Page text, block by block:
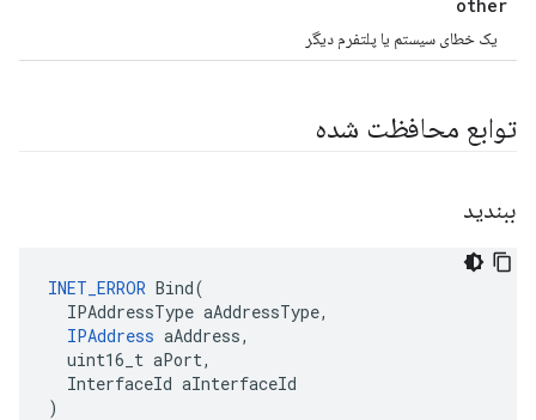
other
یک خطای سیستم یا پلتفرم دیگر
توابع محافظت شده
ببندید
INET_ERROR Bind(
  IPAddressType aAddressType,
IPAddress aAddress,
  uint16_t aPort,
  InterfaceId aInterfaceId
)